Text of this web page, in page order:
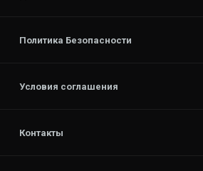
Политика Безопасности
Условия соглашения
Контакты